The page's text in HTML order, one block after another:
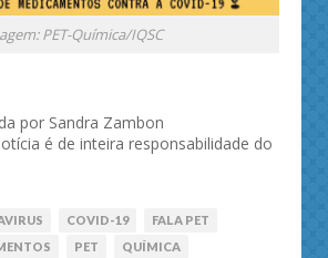
PET-Química/IQSC
por Sandra Zambon
é de inteira responsabilidade do
COVID-19
FALA PET
PET
QUÍMICA